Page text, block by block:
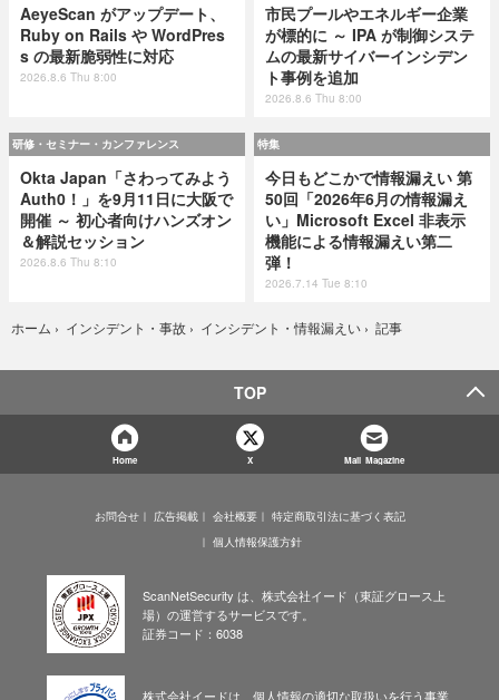
AeyeScan がアップデート、
Ruby on Rails や WordPres
s の最新脆弱性に対応
2026.8.6 Thu 8:00
市民プールやエネルギー企業
が標的に ～ IPA が制御システ
ムの最新サイバーインシデン
ト事例を追加
2026.8.6 Thu 8:00
研修・セミナー・カンファレンス
Okta Japan「さわってみよう
Auth0！」を9月11日に大阪で
開催 ～ 初心者向けハンズオン
＆解説セッション
2026.8.6 Thu 8:10
特集
今日もどこかで情報漏えい 第
50回「2026年6月の情報漏え
い」Microsoft Excel 非表示
機能による情報漏えい第二
弾！
2026.7.14 Tue 8:10
ホーム › インシデント・事故 › インシデント・情報漏えい › 記事
TOP
Home X Mail Magazine
お問合せ 広告掲載 会社概要
特定商取引法に基づく表記
個人情報保護方針
ScanNetSecurity は、株式会社イード（東証グロース上
場）の運営するサービスです。
証券コード：6038
株式会社イードは、個人情報の適切な取扱いを行う事業